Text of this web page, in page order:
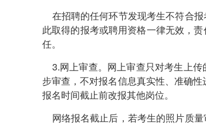
在招聘的任何环节发现考生不符合
此取得的报考或聘用资格一律无效，
任。
3.网上审查。网上审查只对考生上
步审查，不对报名信息真实性、准确
报名时间截止前改报其他岗位。
网络报名截止后，若考生的照片质